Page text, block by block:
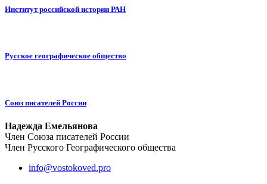
Институт российской истории РАН
Русское географическое общество
Союз писателей России
Надежда Емельянова
Член Союза писателей России
Член Русского Географического общества
info@vostokoved.pro